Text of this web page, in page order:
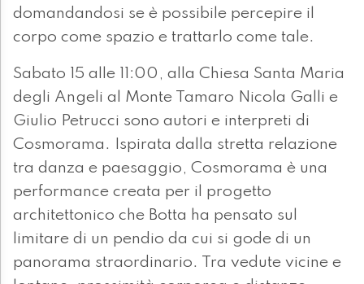
domandandosi se è possibile percepire il
corpo come spazio e trattarlo come tale.
Sabato 15 alle 11:00, alla Chiesa Santa Maria
degli Angeli al Monte Tamaro Nicola Galli e
Giulio Petrucci sono autori e interpreti di
Cosmorama. Ispirata dalla stretta relazione
tra danza e paesaggio, Cosmorama è una
performance creata per il progetto
architettonico che Botta ha pensato sul
limitare di un pendio da cui si gode di un
panorama straordinario. Tra vedute vicine e